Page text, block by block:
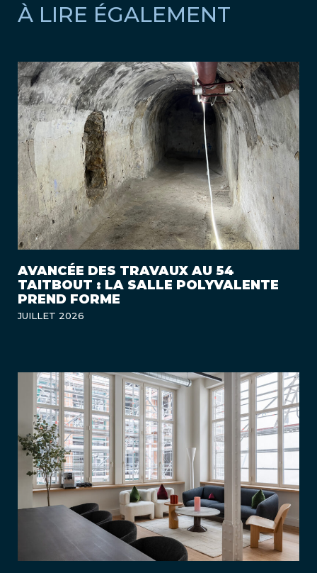
À LIRE ÉGALEMENT
AVANCÉE DES TRAVAUX AU 54
TAITBOUT : LA SALLE POLYVALENTE
PREND FORME
JUILLET 2026